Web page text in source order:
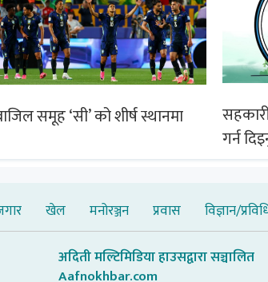
समूह ‘सी’ को शीर्ष स्थानमा
गर्न
खेल मनोरञ्जन प्रवास विज्ञान/
अदिती मल्टिमिडिया हाउसद्वारा सञ्चालित
Aafnokhbar.com